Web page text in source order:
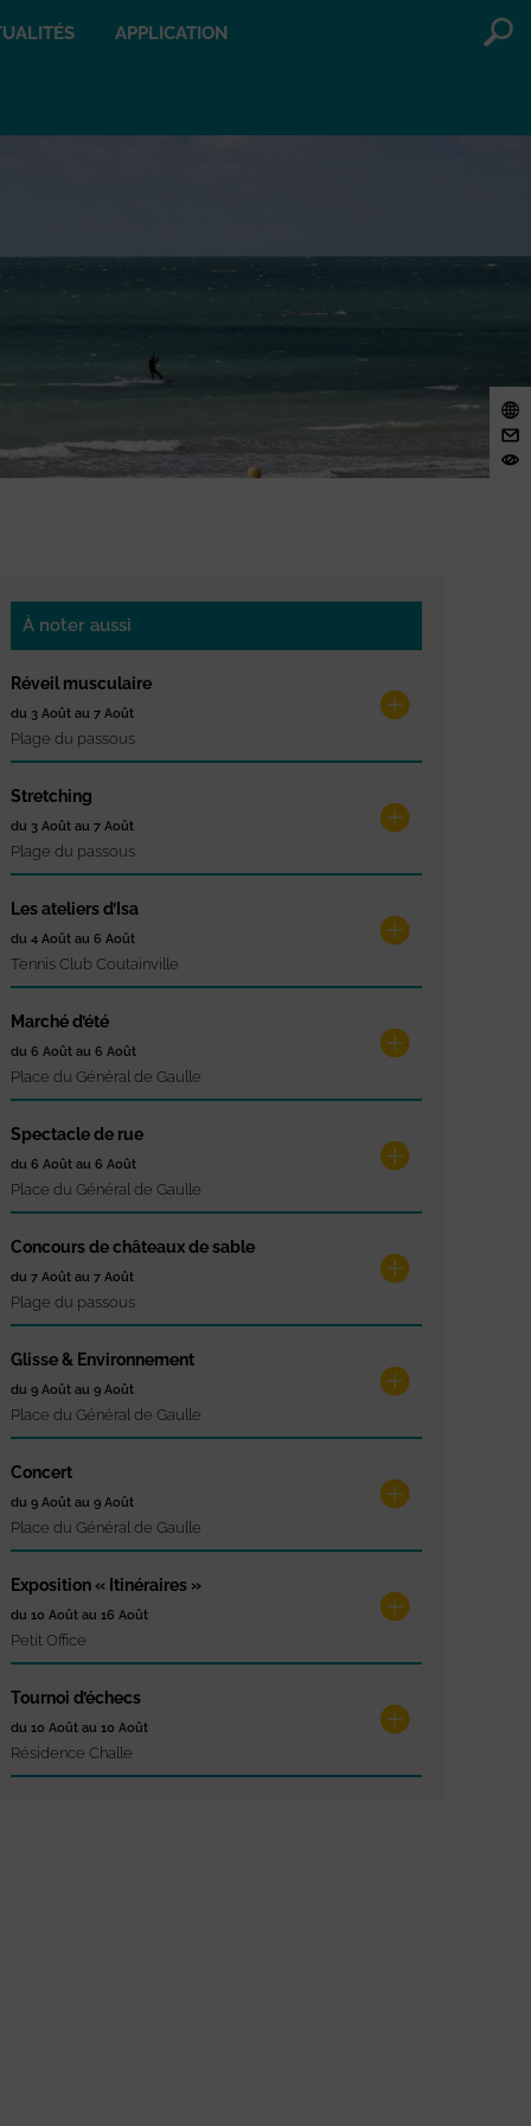
APPLICATION
À noter aussi
Réveil musculaire
du 3 Août au 7 Août
Plage du passous
Stretching
du 3 Août au 7 Août
Plage du passous
Les ateliers d’Isa
du 4 Août au 6 Août
Tennis Club Coutainville
Marché d’été
du 6 Août au 6 Août
Place du Général de Gaulle
Spectacle de rue
du 6 Août au 6 Août
Place du Général de Gaulle
Concours de châteaux de sable
du 7 Août au 7 Août
Plage du passous
Glisse & Environnement
du 9 Août au 9 Août
Place du Général de Gaulle
Concert
du 9 Août au 9 Août
Place du Général de Gaulle
Exposition « Itinéraires »
du 10 Août au 16 Août
Petit Office
Tournoi d’échecs
du 10 Août au 10 Août
Résidence Challe